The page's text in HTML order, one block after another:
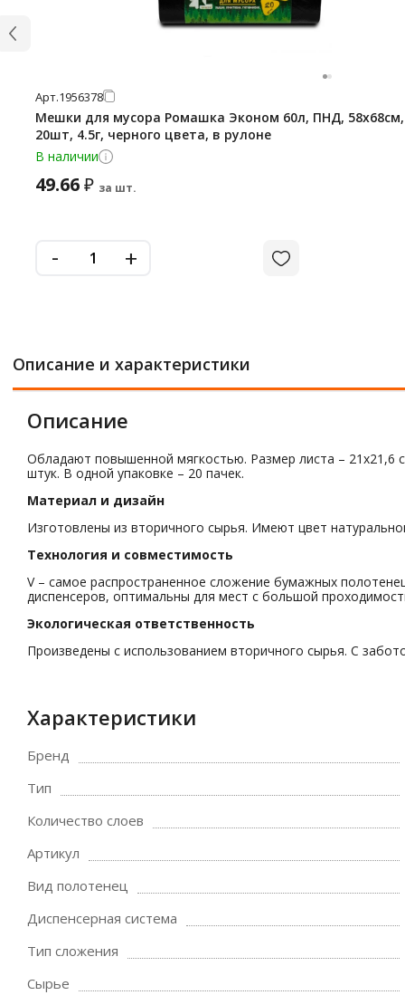
Арт.1956378
Мешки для мусора Ромашка Эконом 60л, ПНД,
20шт, 4.5г, черного цвета, в рулоне
В наличии
49.66₽ за шт.
- +
Описание и характеристики
Описание
Обладают повышенной мягкостью. Размер листа – 21х21,6
штук. В одной упаковке – 20 пачек.
Материал и дизайн
Изготовлены из вторичного сырья. Имеют цвет
Технология и совместимость
V – самое распространенное сложение бумажных
диспенсеров, оптимальны для мест с большой
Экологическая ответственность
Произведены с использованием вторичного сырья. С
Характеристики
Бренд
Тип
Количество слоев
Артикул
Вид полотенец
Диспенсерная система
Тип сложения
Сырье